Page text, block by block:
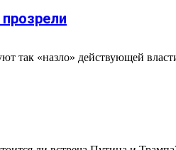
так «назло» действующей